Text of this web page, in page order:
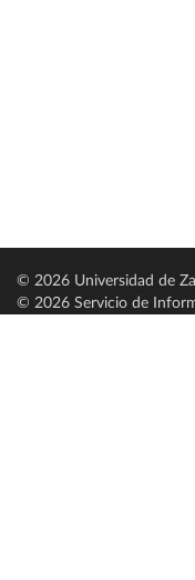
© 2026 Universidad de
© 2026 Servicio de